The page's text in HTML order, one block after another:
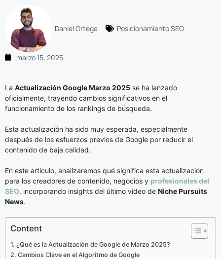
Daniel Ortega Posicionamiento SEO
marzo 15, 2025
La Actualización Google Marzo 2025 se ha lanzado
oficialmente, trayendo cambios significativos en el
funcionamiento de los rankings de búsqueda.
Esta actualización ha sido muy esperada, especialmente
después de los esfuerzos previos de Google por reducir el
contenido de baja calidad.
En este artículo, analizaremos qué significa esta actualización
para los creadores de contenido, negocios y profesionales del
SEO, incorporando insights del último video de Niche Pursuits
News.
Content
¿Qué es la Actualización de Google de Marzo 2025?
Cambios Clave en el Algoritmo de Google